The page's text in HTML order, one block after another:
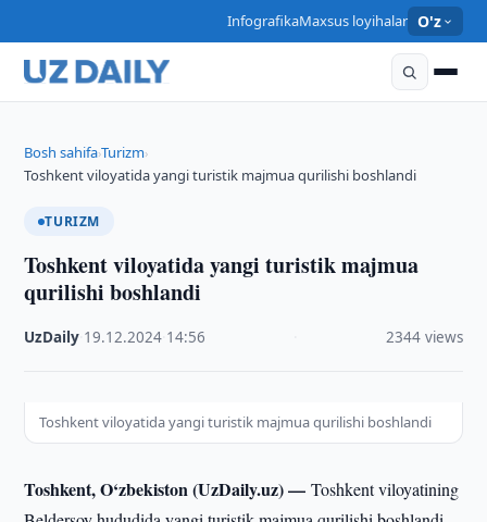
InfografikaMaxsus loyihalar O'z
Bosh sahifa›Turizm›
Toshkent viloyatida yangi turistik majmua qurilishi boshlandi
TURIZM
Toshkent viloyatida yangi turistik majmua
qurilishi boshlandi
UzDaily 19.12.2024 14:56 2344 views
Toshkent viloyatida yangi turistik majmua qurilishi boshlandi
Toshkent, O‘zbekiston (UzDaily.uz) —Toshkent viloyatining